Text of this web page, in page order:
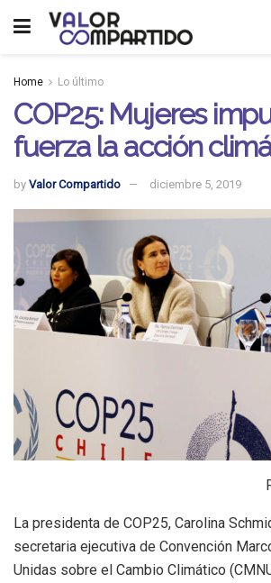
Home Lo último
COP25: Mujeres
fuerza la acción
by Valor Compartido diciembre 5, 2019
La presidenta de COP25, Carolina
secretaria ejecutiva de Convención
Unidas sobre el Cambio Climático